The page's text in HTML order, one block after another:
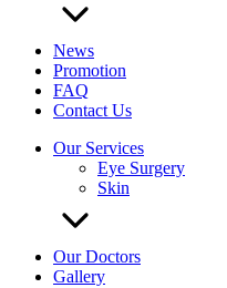
News
Promotion
FAQ
Contact Us
Our Services
Eye Surgery
Skin
Our Doctors
Gallery